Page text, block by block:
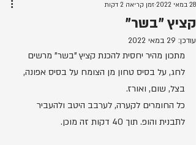
קציץ "בשר"
28 במאי 2022 זמן קריאה 2 דקות
עודכן: 29 במאי 2022
מתכון מהיר יחסית להכנת קציץ "בשר" מרשים
לחג, על בסיס טחון מן הצומח על בסיס אפונה,
בצל, שום, ואורז.
כל החומרים לקערה, לערבב היטב ולהעביר
לתבנית והופ. תוך 40 דקות זה מוכן.